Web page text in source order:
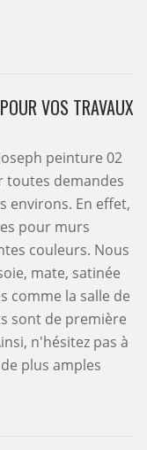
VOS TRAVAUX
peinture 02
toutes demandes
environs. En effet,
pour murs
couleurs. Nous
mate, satinée
comme la salle de
sont de première
n'hésitez pas à
plus amples